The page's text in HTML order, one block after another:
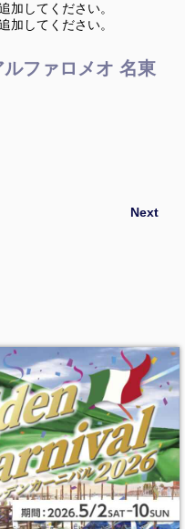
ルファロメオ 名東
Next